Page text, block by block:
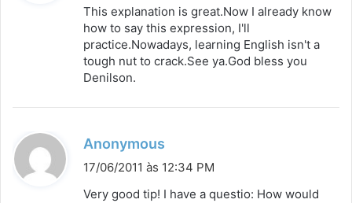
s
e
:
This explanation is great.Now I already know
how to say this expression, I'll
practice.Nowadays, learning English isn't a
tough nut to crack.See ya.God bless you
Denilson.
Anonymous
i
17/06/2011 às 12:34 PM
Very good tip! I have a questio: How would